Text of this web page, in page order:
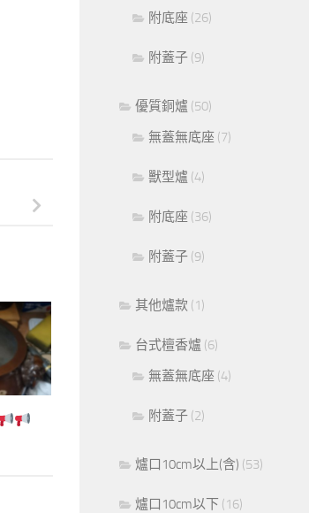
附底座 (26)
附蓋子 (9)
優質銅爐 (50)
無蓋無底座 (7)
獸型爐 (4)
附底座 (36)
附蓋子 (9)
其他爐款 (1)
台式檀香爐 (6)
無蓋無底座 (4)
附蓋子 (2)
爐口10cm以上(含) (53)
爐口10cm以下 (16)